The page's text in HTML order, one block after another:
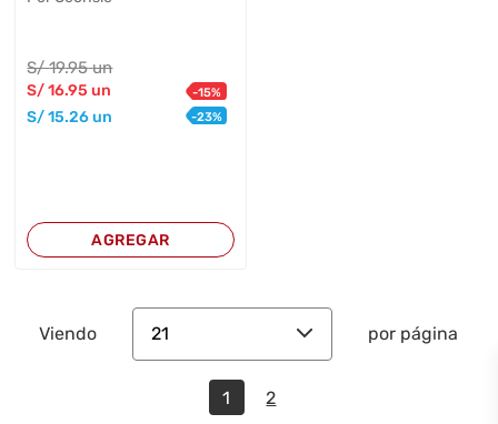
S/19.95 un
S/16.95 un -15%
S/15.26 un -23%
AGREGAR
Viendo 21 por página
1 2